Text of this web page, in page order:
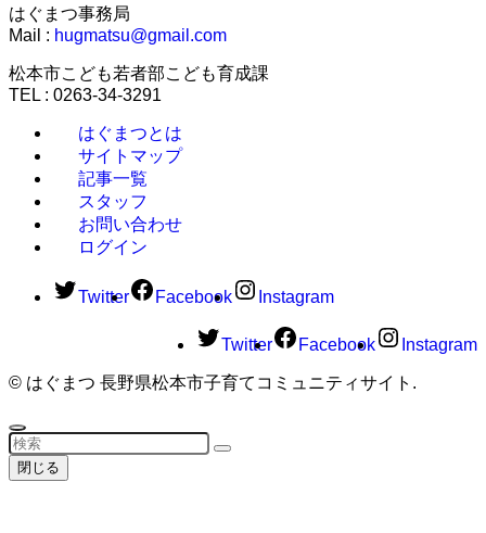
はぐまつ事務局
Mail : hugmatsu@gmail.com
松本市こども若者部こども育成課
TEL : 0263-34-3291
はぐまつとは
サイトマップ
記事一覧
スタッフ
お問い合わせ
ログイン
Twitter Facebook Instagram
Twitter Facebook Instagram
© はぐまつ 長野県松本市子育てコミュニティサイト.
閉じる